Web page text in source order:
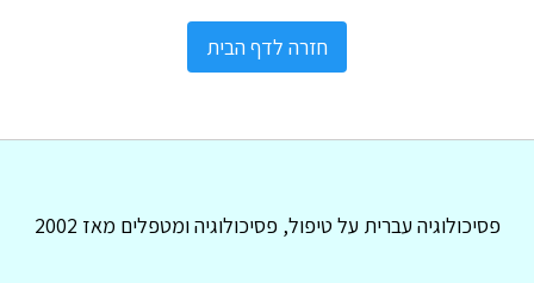
חזרה לדף הבית
פסיכולוגיה עברית על טיפול, פסיכולוגיה ומטפלים מאז 2002